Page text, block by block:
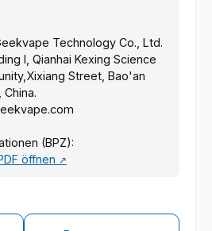
Technology Co., Ltd.
l, Qianhai Kexing Science
Street, Bao'an
(BPZ):
öffnen ↗